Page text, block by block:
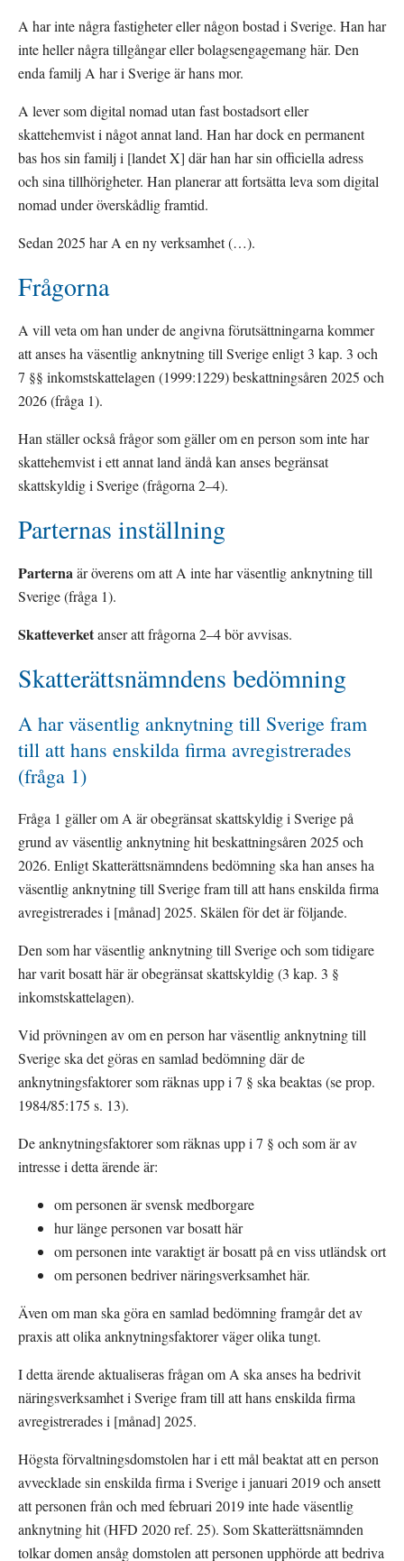
A har inte några fastigheter eller någon bostad i Sverige. Han har
inte heller några tillgångar eller bolagsengagemang här. Den
enda familj A har i Sverige är hans mor.
A lever som digital nomad utan fast bostadsort eller
skattehemvist i något annat land. Han har dock en permanent
bas hos sin familj i [landet X] där han har sin officiella adress
och sina tillhörigheter. Han planerar att fortsätta leva som digital
nomad under överskådlig framtid.
Sedan 2025 har A en ny verksamhet (…).
Frågorna
A vill veta om han under de angivna förutsättningarna kommer
att anses ha väsentlig anknytning till Sverige enligt 3 kap. 3 och
7 §§ inkomstskattelagen (1999:1229) beskattningsåren 2025 och
2026 (fråga 1).
Han ställer också frågor som gäller om en person som inte har
skattehemvist i ett annat land ändå kan anses begränsat
skattskyldig i Sverige (frågorna 2–4).
Parternas inställning
Parterna är överens om att A inte har väsentlig anknytning till
Sverige (fråga 1).
Skatteverket anser att frågorna 2–4 bör avvisas.
Skatterättsnämndens bedömning
A har väsentlig anknytning till Sverige fram
till att hans enskilda firma avregistrerades
(fråga 1)
Fråga 1 gäller om A är obegränsat skattskyldig i Sverige på
grund av väsentlig anknytning hit beskattningsåren 2025 och
2026. Enligt Skatterättsnämndens bedömning ska han anses ha
väsentlig anknytning till Sverige fram till att hans enskilda firma
avregistrerades i [månad] 2025. Skälen för det är följande.
Den som har väsentlig anknytning till Sverige och som tidigare
har varit bosatt här är obegränsat skattskyldig (3 kap. 3 §
inkomstskattelagen).
Vid prövningen av om en person har väsentlig anknytning till
Sverige ska det göras en samlad bedömning där de
anknytningsfaktorer som räknas upp i 7 § ska beaktas (se prop.
1984/85:175 s. 13).
De anknytningsfaktorer som räknas upp i 7 § och som är av
intresse i detta ärende är:
om personen är svensk medborgare
hur länge personen var bosatt här
om personen inte varaktigt är bosatt på en viss utländsk ort
om personen bedriver näringsverksamhet här.
Även om man ska göra en samlad bedömning framgår det av
praxis att olika anknytningsfaktorer väger olika tungt.
I detta ärende aktualiseras frågan om A ska anses ha bedrivit
näringsverksamhet i Sverige fram till att hans enskilda firma
avregistrerades i [månad] 2025.
Högsta förvaltningsdomstolen har i ett mål beaktat att en person
avvecklade sin enskilda firma i Sverige i januari 2019 och ansett
att personen från och med februari 2019 inte hade väsentlig
anknytning hit (HFD 2020 ref. 25). Som Skatterättsnämnden
tolkar domen ansåg domstolen att personen upphörde att bedriva